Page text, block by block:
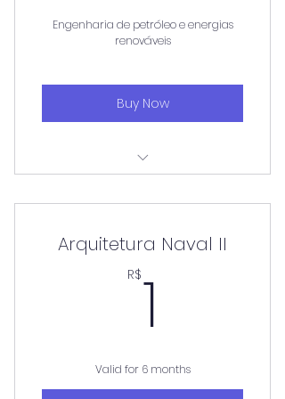
Engenharia de petróleo e energias
renováveis
Buy Now
Arquitetura Naval II
R$1
Valid for 6 months